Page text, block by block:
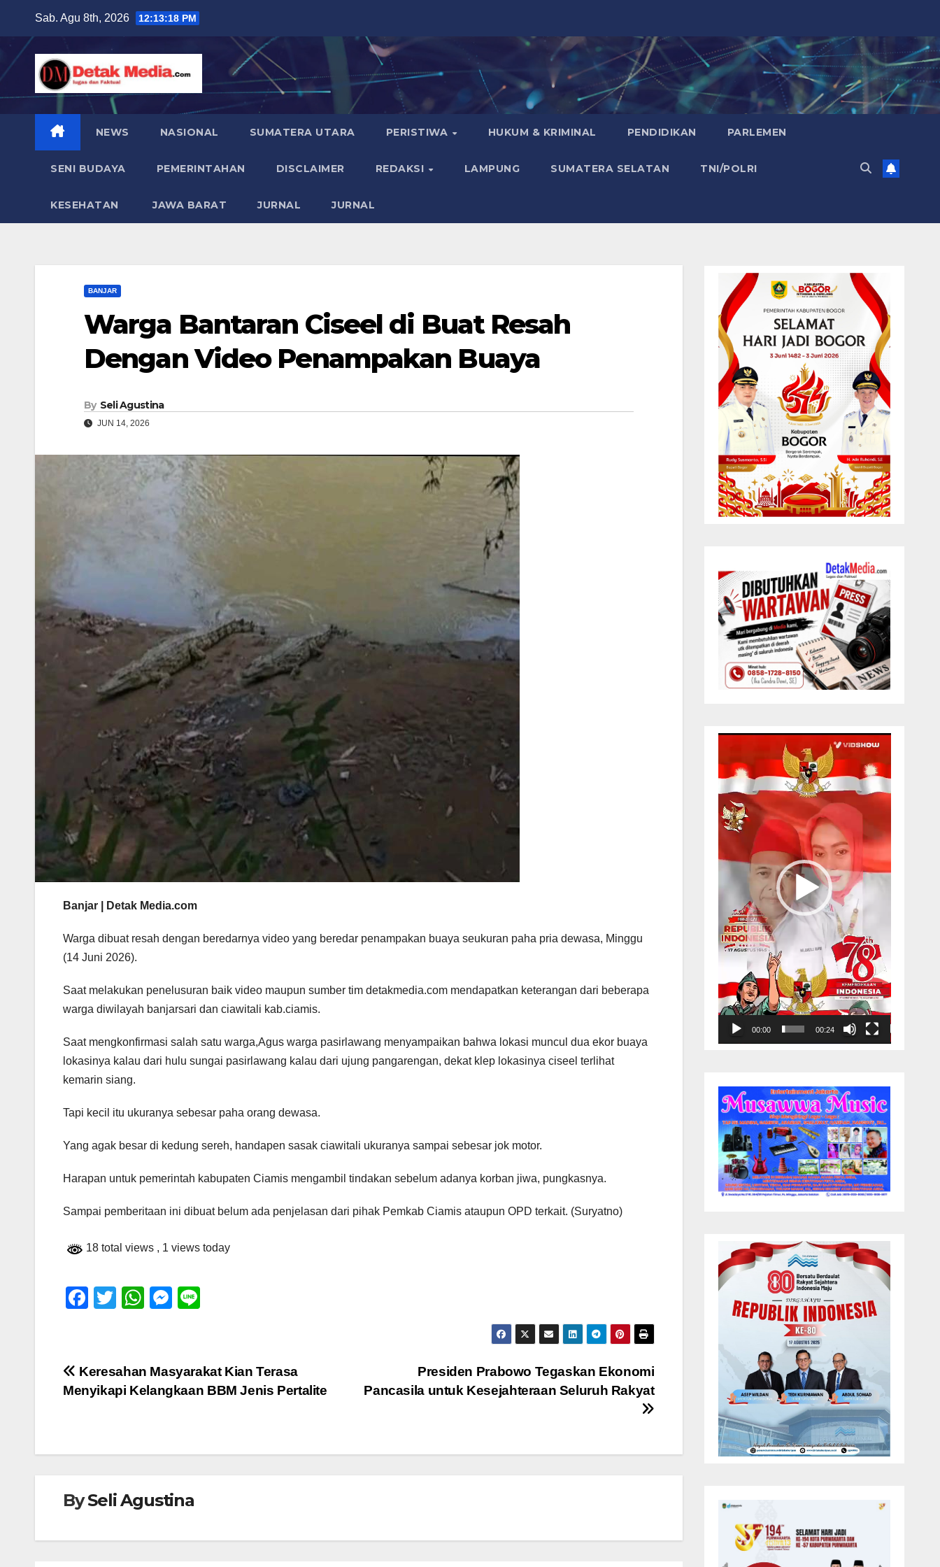
content
Sab. Agu 8th, 2026 12:13:20 PM
NEWS NASIONAL SUMATERA UTARA PERISTIWA HUKUM & KRIMINAL PENDIDIKAN PARLEMEN
SENI BUDAYA PEMERINTAHAN DISCLAIMER REDAKSI LAMPUNG SUMATERA SELATAN TNI/POLRI
KESEHATAN JAWA BARAT JURNAL JURNAL
BANJAR
Warga Bantaran Ciseel di Buat Resah
Dengan Video Penampakan Buaya
By Seli Agustina
JUN 14, 2026
Banjar | Detak Media.com
Warga dibuat resah dengan beredarnya video yang beredar penampakan buaya seukuran paha pria dewasa, Minggu
(14 Juni 2026).
Saat melakukan penelusuran baik video maupun sumber tim detakmedia.com mendapatkan keterangan dari beberapa
warga diwilayah banjarsari dan ciawitali kab.ciamis.
Saat mengkonfirmasi salah satu warga,Agus warga pasirlawang menyampaikan bahwa lokasi muncul dua ekor buaya
lokasinya kalau dari hulu sungai pasirlawang kalau dari ujung pangarengan, dekat klep lokasinya ciseel terlihat
kemarin siang.
Tapi kecil itu ukuranya sebesar paha orang dewasa.
Yang agak besar di kedung sereh, handapen sasak ciawitali ukuranya sampai sebesar jok motor.
Harapan untuk pemerintah kabupaten Ciamis mengambil tindakan sebelum adanya korban jiwa, pungkasnya.
Sampai pemberitaan ini dibuat belum ada penjelasan dari pihak Pemkab Ciamis ataupun OPD terkait. (Suryatno)
18 total views , 1 views today
F
e
b
k
T
er
W
s
A
M
e
n
Navigasi
pos
Presiden Prabowo Tegaskan Ekonomi
Pancasila untuk Kesejahteraan Seluruh Rakyat
Keresahan Masyarakat Kian Terasa
Menyikapi Kelangkaan BBM Jenis Pertalite
BySeli Agustina
Video
00:00 00:24